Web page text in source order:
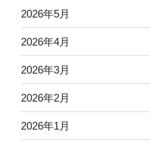
2026年5月
2026年4月
2026年3月
2026年2月
2026年1月